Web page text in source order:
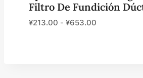
Filtro De Fundición
¥213.00 - ¥653.00